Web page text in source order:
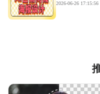
2026-06-26 17:15:56